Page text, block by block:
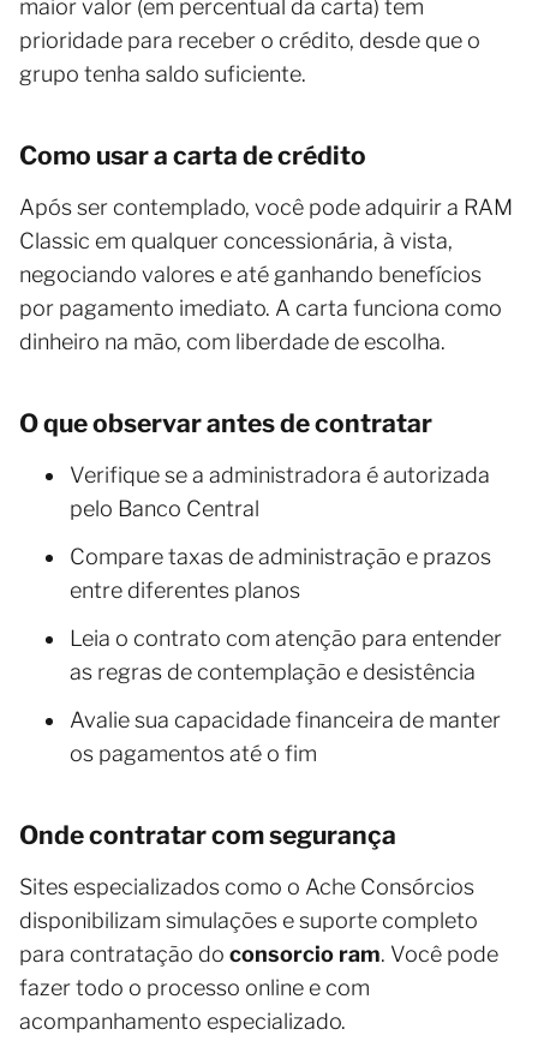
maior valor (em percentual da carta) tem
prioridade para receber o crédito, desde que o
grupo tenha saldo suficiente.
Como usar a carta de crédito
Após ser contemplado, você pode adquirir a RAM
Classic em qualquer concessionária, à vista,
negociando valores e até ganhando benefícios
por pagamento imediato. A carta funciona como
dinheiro na mão, com liberdade de escolha.
O que observar antes de contratar
Verifique se a administradora é autorizada
pelo Banco Central
Compare taxas de administração e prazos
entre diferentes planos
Leia o contrato com atenção para entender
as regras de contemplação e desistência
Avalie sua capacidade financeira de manter
os pagamentos até o fim
Onde contratar com segurança
Sites especializados como o Ache Consórcios
disponibilizam simulações e suporte completo
para contratação do consorcio ram. Você pode
fazer todo o processo online e com
acompanhamento especializado.